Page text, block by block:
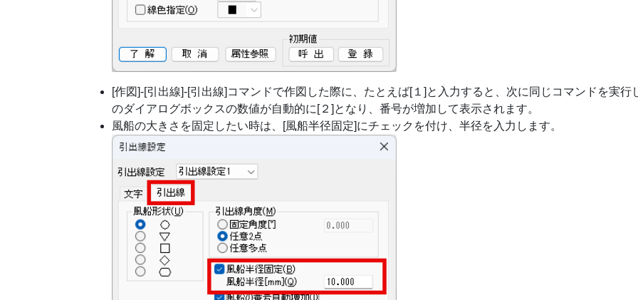
[作図]-[引出線]-[引出線]コマンドで作図した際に、たとえば[１]と入力すると、次に同じコマンドを実行
のダイアログボックスの数値が自動的に[２]となり、番号が増加して表示されます。
風船の大きさを固定したい時は、[風船半径固定]にチェックを付け、半径を入力します。